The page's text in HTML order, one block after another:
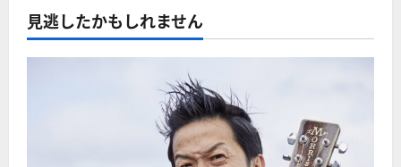
見逃したかもしれません